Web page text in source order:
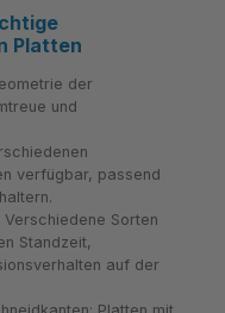
Platten
der
und
verfügbar, passend
Sorten
Standzeit,
auf der